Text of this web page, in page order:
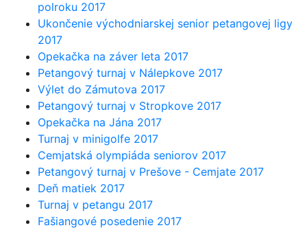
polroku 2017
Ukončenie východniarskej senior petangovej ligy
2017
Opekačka na záver leta 2017
Petangový turnaj v Nálepkove 2017
Výlet do Zámutova 2017
Petangový turnaj v Stropkove 2017
Opekačka na Jána 2017
Turnaj v minigolfe 2017
Cemjatská olympiáda seniorov 2017
Petangový turnaj v Prešove - Cemjate 2017
Deň matiek 2017
Turnaj v petangu 2017
Fašiangové posedenie 2017